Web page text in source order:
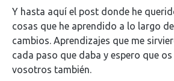
Y hasta aquí el post donde he
cosas que he aprendido a lo largo
cambios. Aprendizajes que me
cada paso que daba y espero que
vosotros también.